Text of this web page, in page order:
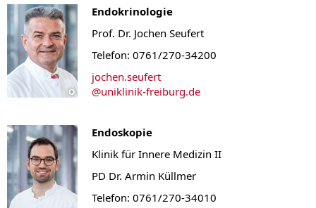
Endokrinologie
Prof. Dr. Jochen Seufert
Telefon: 0761/270-34200
jochen.seufert
@uniklinik-freiburg.de
Endoskopie
Klinik für Innere Medizin II
PD Dr. Armin Küllmer
Telefon: 0761/270-34010